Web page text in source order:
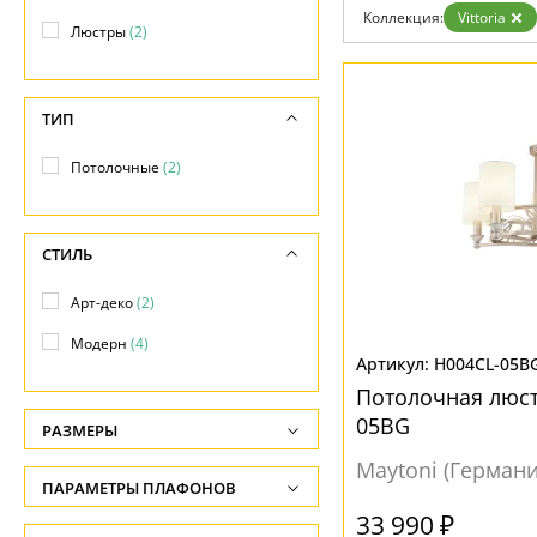
Возврат
Установка
Дизайнерам
Бренды
Коллекция: Vittoria
H004CL-
Потолочная
05BG
Maytoni
33 990 ₽
Люстры(2)
ТИП
Потолочные(2)
СТИЛЬ
Арт-деко(2)
Модерн (4)
РАЗМЕРЫ
Высота, см
-
ПАРАМЕТРЫ ПЛАФОНОВ